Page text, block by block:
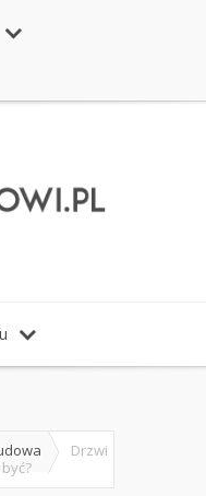
Drzwi